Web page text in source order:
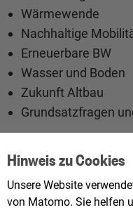
Wärmewende
Nachhaltige
Erneuerbare BW
Wasser und Boden
Zukunft Altbau
Grundsatzfragen
Warum ist die Arbeit
KEA- BW sinnvoll?
Hinweis zu Cookies
Unsere Website
von Matomo. Sie helfen